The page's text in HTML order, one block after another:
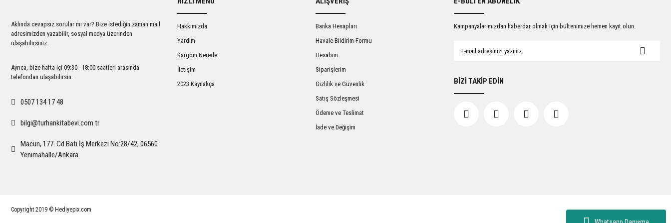
Ürün fiyatı diğer sitelerden daha pahalı.
Bu ürüne benzer farklı alternatifler olmalı.
Gönder
Aklında cevapsız sorular mı var? Bize istediğin zaman mail
adresimizden yazabilir, sosyal medya üzerinden
ulaşabilirsiniz.
Ayrıca, bize hafta içi 09:30 - 18:00 saatleri arasında
telefondan ulaşabilirsin.
0507 134 17 48
bilgi@turhankitabevi.com.tr
Macun, 177. Cd Batı İş Merkezi No:28/42, 06560
Yenimahalle/Ankara
Hakkımızda
Yardım
Kargom Nerede
İletişim
2023 Kaynakça
Banka Hesapları
Havale Bildirim Formu
Hesabım
Siparişlerim
Gizlilik ve Güvenlik
Satış Sözleşmesi
Ödeme ve Teslimat
İade ve Değişim
Kampanyalarımızdan haberdar olmak için bültenimize hemen kayıt olun.
BİZİ TAKİP EDİN
Copyright 2019 © Hediyepix.com